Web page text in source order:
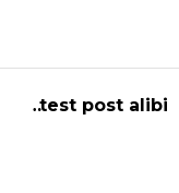
Зеленський та Ердоган провели переговори та обговорили обмін полоненими з України з РФtest post alibi